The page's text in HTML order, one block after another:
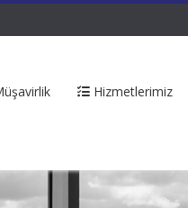
Hizmetlerimiz